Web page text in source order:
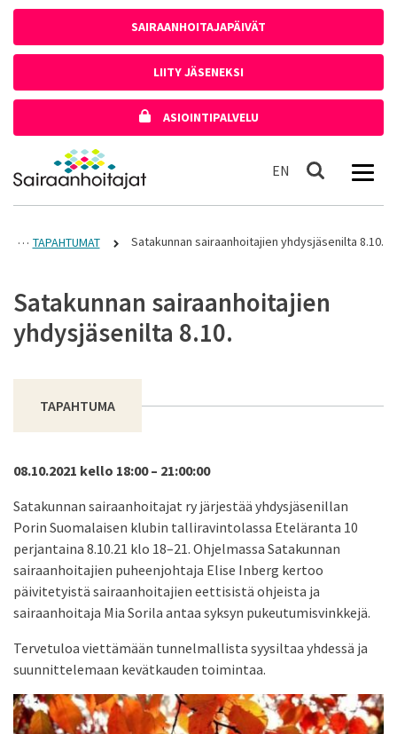
SAIRAANHOITAJAPÄIVÄT
LIITY JÄSENEKSI
ASIOINTIPALVELU
Etusivulle
EN In English
Haku
TAPAHTUMAT Satakunnan sairaanhoitajien yhdysjäsenilta 8.10.
Satakunnan sairaanhoitajien
yhdysjäsenilta 8.10.
TAPAHTUMA
08.10.2021 kello 18:00 – 21:00:00
Satakunnan sairaanhoitajat ry järjestää yhdysjäsenillan
Porin Suomalaisen klubin talliravintolassa Eteläranta 10
perjantaina 8.10.21 klo 18–21. Ohjelmassa Satakunnan
sairaanhoitajien puheenjohtaja Elise Inberg kertoo
päivitetyistä sairaanhoitajien eettisistä ohjeista ja
sairaanhoitaja Mia Sorila antaa syksyn pukeutumisvinkkejä.
Tervetuloa viettämään tunnelmallista syysiltaa yhdessä ja
suunnittelemaan kevätkauden toimintaa.